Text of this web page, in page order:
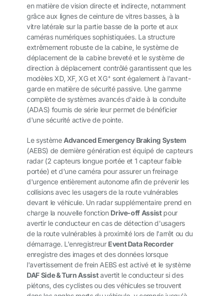
en matière de vision directe et indirecte, notamment
grâce aux lignes de ceinture de vitres basses, à la
vitre latérale sur la partie basse de la porte et aux
caméras numériques sophistiquées. La structure
extrêmement robuste de la cabine, le système de
déplacement de la cabine breveté et le système de
direction à déplacement contrôlé garantissent que les
modèles XD, XF, XG et XG+ sont également à l'avant-
garde en matière de sécurité passive. Une gamme
complète de systèmes avancés d'aide à la conduite
(ADAS) fournis de série leur permet de bénéficier
d'une sécurité active de pointe.
Le systèmeAdvanced Emergency Braking System
(AEBS) de dernière génération est équipé de capteurs
radar (2 capteurs longue portée et 1 capteur faible
portée) et d'une caméra pour assurer un freinage
d'urgence entièrement autonome afin de prévenir les
collisions avec les usagers de la route vulnérables
devant le véhicule. Un radar supplémentaire prend en
charge la nouvelle fonction Drive-off Assistpour
avertir le conducteur en cas de détection d'usagers
de la route vulnérables à proximité lors de l'arrêt ou du
démarrage. L'enregistreur Event Data Recorder
enregistre des images et des données lorsque
l'avertissement de frein AEBS est activé et le système
DAF Side & Turn Assistavertit le conducteur si des
piétons, des cyclistes ou des véhicules se trouvent